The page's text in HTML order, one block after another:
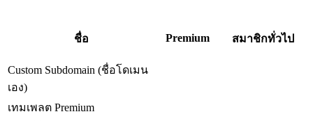
ชื่อ Premium สมาชิกทั่วไป
Custom Subdomain (ชื่อโดเมน
เอง)
เทมเพลต Premium